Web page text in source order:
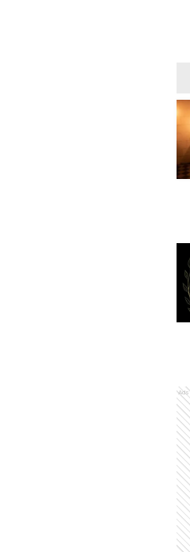
Ads